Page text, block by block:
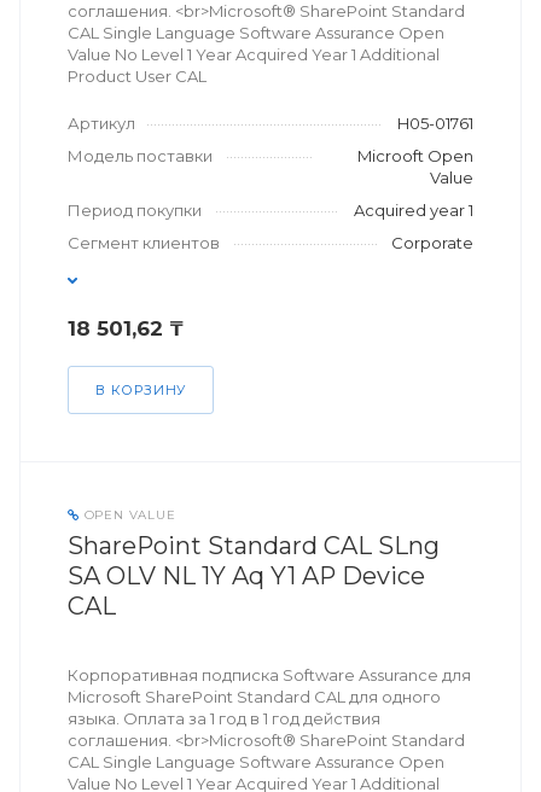
соглашения. <br>Microsoft® SharePoint Standard
CAL Single Language Software Assurance Open
Value No Level 1 Year Acquired Year 1 Additional
Product User CAL
Артикул
H05-01761
Модель поставки
Microoft Open
Value
Период покупки
Acquired year 1
Сегмент клиентов
Corporate
18 501,62 ₸
В КОРЗИНУ
OPEN VALUE
SharePoint Standard CAL SLng
SA OLV NL 1Y Aq Y1 AP Device
CAL
Корпоративная подписка Software Assurance для
Microsoft SharePoint Standard CAL для одного
языка. Оплата за 1 год в 1 год действия
соглашения. <br>Microsoft® SharePoint Standard
CAL Single Language Software Assurance Open
Value No Level 1 Year Acquired Year 1 Additional